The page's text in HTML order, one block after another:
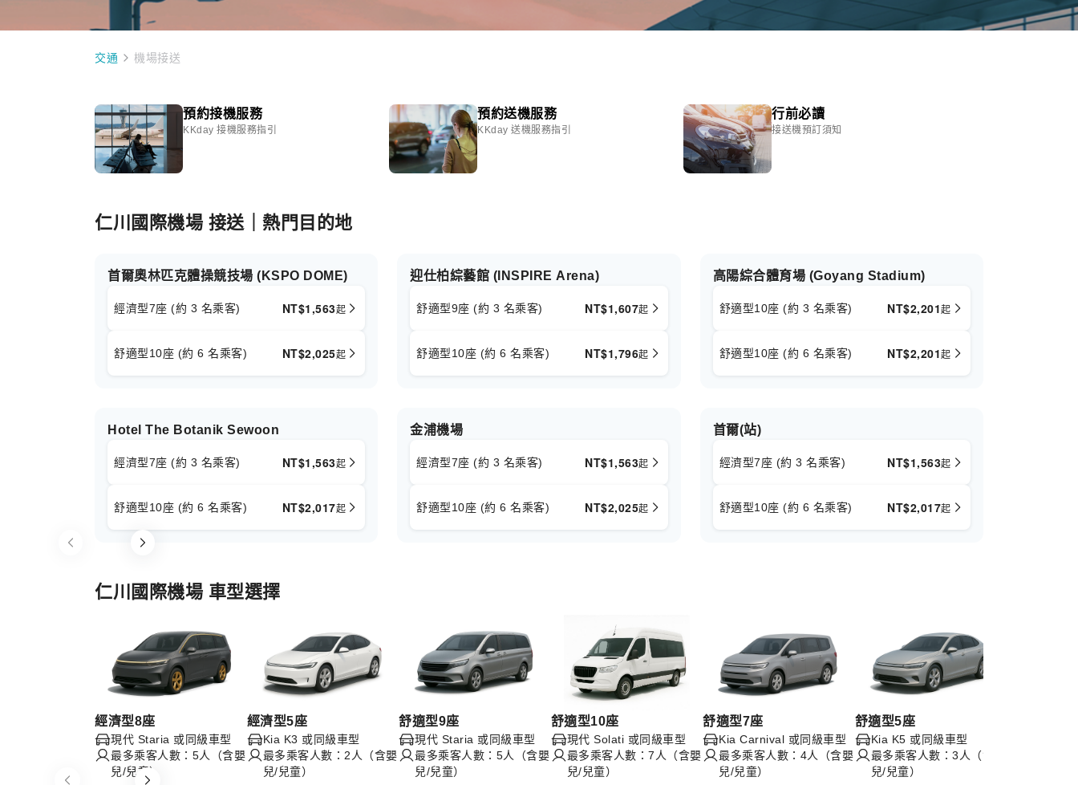
交通 機場接送
預約接機服務
KKday 接機服務指引
預約送機服務
KKday 送機服務指引
行前必讀
接送機預訂須知
仁川國際機場 接送｜熱門目的地
首爾奧林匹克體操競技場 (KSPO DOME)
經濟型7座 (約 3 名乘客) NT$1,563起
舒適型10座 (約 6 名乘客) NT$2,025起
迎仕柏綜藝館 (INSPIRE Arena)
舒適型9座 (約 3 名乘客) NT$1,607起
舒適型10座 (約 6 名乘客) NT$1,796起
高陽綜合體育場 (Goyang Stadium)
舒適型10座 (約 3 名乘客) NT$2,201起
舒適型10座 (約 6 名乘客) NT$2,201起
Hotel The Botanik Sewoon
經濟型7座 (約 3 名乘客) NT$1,563起
舒適型10座 (約 6 名乘客) NT$2,017起
金浦機場
經濟型7座 (約 3 名乘客) NT$1,563起
舒適型10座 (約 6 名乘客) NT$2,025起
首爾(站)
經濟型7座 (約 3 名乘客) NT$1,563起
舒適型10座 (約 6 名乘客) NT$2,017起
of
仁川國際機場 車型選擇
經濟型8座
現代 Staria 或同級車型
最多乘客人數：5人（含嬰
兒/兒童）
經濟型5座
Kia K3 或同級車型
最多乘客人數：2人（含嬰
兒/兒童）
舒適型9座
現代 Staria 或同級車型
最多乘客人數：5人（含嬰
兒/兒童）
舒適型10座
現代 Solati 或同級車型
最多乘客人數：7人（含嬰
兒/兒童）
舒適型7座
Kia Carnival 或同級車型
最多乘客人數：4人（含嬰
兒/兒童）
舒適型5座
Kia K5 或同級車型
最多乘客人數：3人（含嬰
兒/兒童）